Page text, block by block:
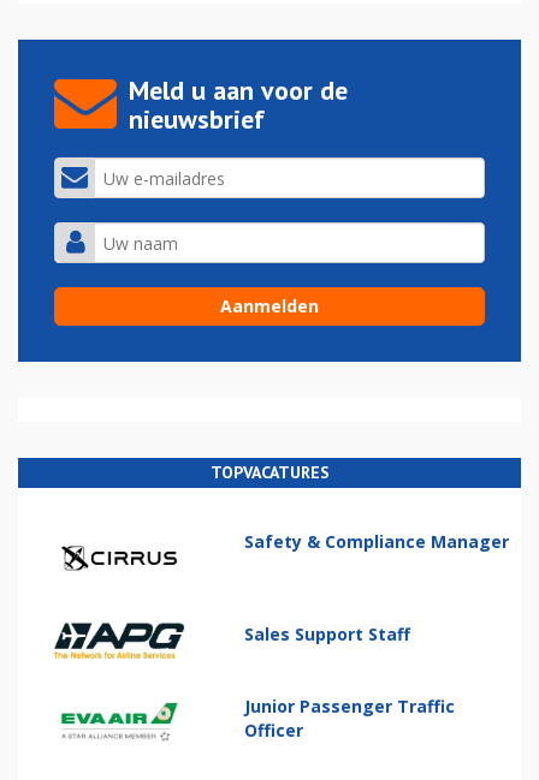
Meld u aan voor de
nieuwsbrief
TOPVACATURES
Safety & Compliance Manager
Sales Support Staff
Junior Passenger Traffic
Officer